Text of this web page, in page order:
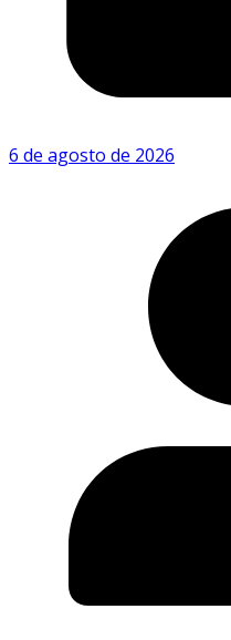
6 de agosto de 2026